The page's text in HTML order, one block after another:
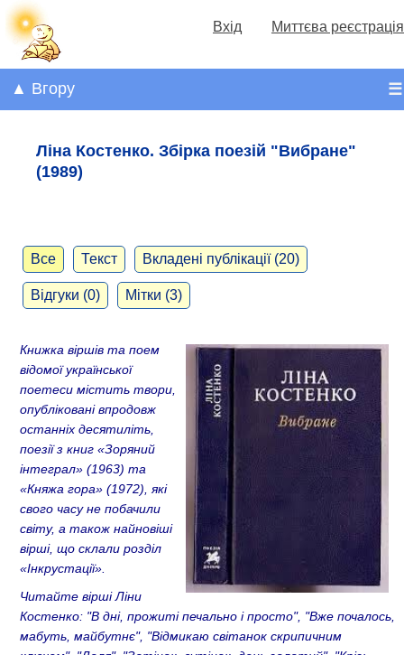
Вхід Миттєва реєстрація
☰
▲ Вгору
Ліна Костенко. Збірка поезій "Вибране"
(1989)
Все Текст Вкладені публікації (20)
Відгуки (0) Мітки (3)
Книжка віршів та поем
відомої української
поетеси містить твори,
опубліковані впродовж
останніх десятиліть,
поезії з книг «Зоряний
інтеграл» (1963) та
«Княжа гора» (1972), які
свого часу не побачили
світу, а також найновіші
вірші, що склали розділ
«Інкрустації».
Читайте вірші Ліни
Костенко: "В дні, прожиті печально і просто", "Вже почалось,
мабуть, майбутнє", "Відмикаю світанок скрипичним